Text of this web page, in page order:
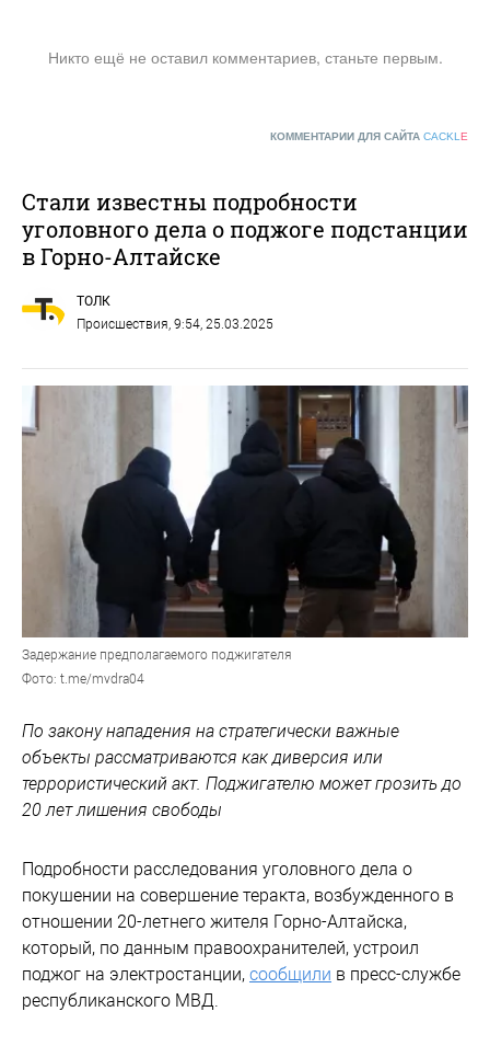
Никто ещё не оставил комментариев, станьте первым.
КОММЕНТАРИИ ДЛЯ САЙТА CACKL E
Стали известны подробности
уголовного дела о поджоге подстанции
в Горно-Алтайске
ТОЛК
Происшествия, 9:54, 25.03.2025
Задержание предполагаемого поджигателя
Фото: t.me/mvdra04
По закону нападения на стратегически важные
объекты рассматриваются как диверсия или
террористический акт. Поджигателю может грозить до
20 лет лишения свободы
Подробности расследования уголовного дела о
покушении на совершение теракта, возбужденного в
отношении 20-летнего жителя Горно-Алтайска,
который, по данным правоохранителей, устроил
поджог на электростанции, сообщили в пресс-службе
республиканского МВД.